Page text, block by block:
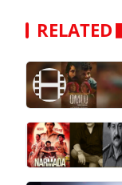
RELATED